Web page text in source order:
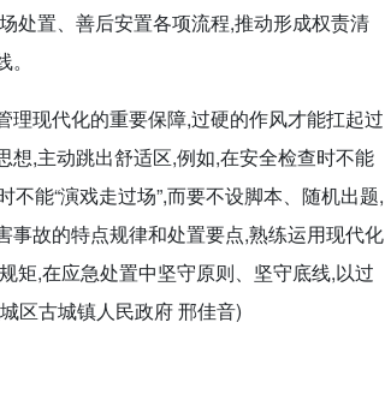
处置、善后安置各项流程,推动形成权责清
理现代化的重要保障,过硬的作风才能扛起过
,主动跳出舒适区,例如,在安全检查时不能
能“演戏走过场”,而要不设脚本、随机出题,
故的特点规律和处置要点,熟练运用现代化
矩,在应急处置中坚守原则、坚守底线,以过
区古城镇人民政府 邢佳音)